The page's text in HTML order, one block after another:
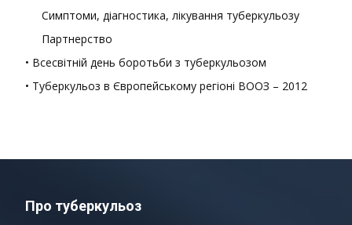
Симптоми, діагностика, лікування туберкульозу
Партнерство
• Всесвітній день боротьби з туберкульозом
• Туберкульоз в Європейському регіоні ВООЗ – 2012
Про туберкульоз